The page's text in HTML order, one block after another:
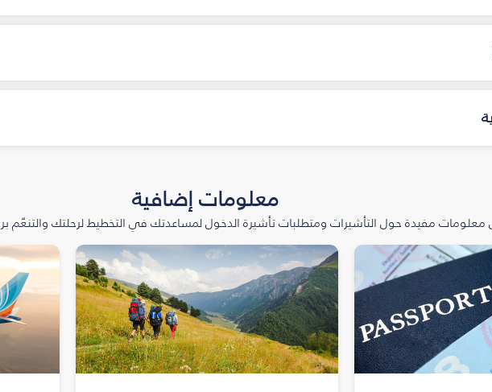
معلومات إضافية
معلومات مفيدة حول التأشيرات ومتطلبات تأشيرة الدخول لمساعدتك في التخطيط لرحلتك والتنعّم